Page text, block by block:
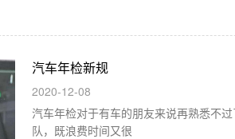
汽车年检新规
2020-12-08
汽车年检对于有车的朋友来说再熟悉不
队，既浪费时间又很